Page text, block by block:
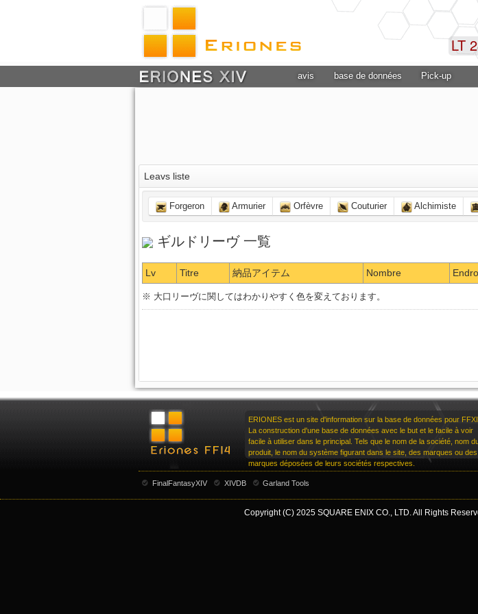
LT
avis base de données Pick-up
Leavs liste
Forgeron Armurier Orfèvre Couturier Alchimiste
ギルドリーヴ 一覧
Lv Titre 納品アイテム Nombre
※ 大口リーヴに関してはわかりやすく色を変えております。
ERIONES est un site d'information sur la base de données pour
La construction d'une base de données avec le but et le facile à voir
facile à utiliser dans le principal. Tels que le nom de la société, nom
produit, le nom du système figurant dans le site, des marques ou des
marques déposées de leurs sociétés respectives.
FinalFantasyXIV XIVDB Garland Tools
Copyright (C) 2025 SQUARE ENIX CO., LTD. All Rights